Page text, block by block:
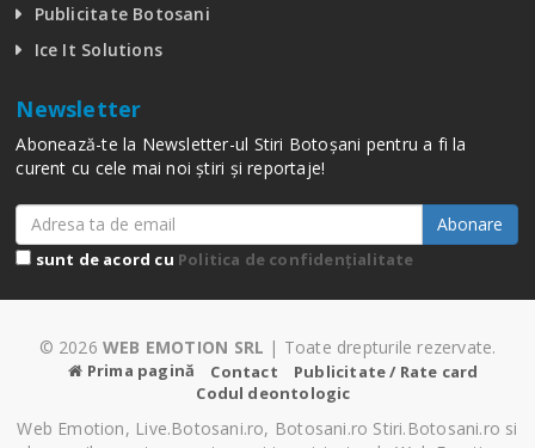
Publicitate Botosani
Ice It Solutions
Newsletter
Abonează-te la Newsletter-ul Stiri Botoșani pentru a fi la
curent cu cele mai noi știri și reportaje!
Abonare
sunt de acord cu Politica de confidențialitate
© 2026 WEB EMOTION SRL | Toate drepturile rezervate.
Prima pagină Contact
Publicitate / Rate card
Codul deontologic
Web Emotion, Live.Botosani.ro, Botosani.ro Stiri.Botosani.ro si